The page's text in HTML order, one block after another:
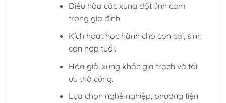
Điều hòa các xung đột tình cảm
trong gia đình.
Kích hoạt học hành cho con cái, sinh
con hợp tuổi.
Hóa giải xung khắc gia trạch và tối
ưu thờ cúng.
Lựa chọn nghề nghiệp, phương tiện